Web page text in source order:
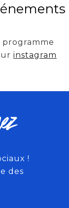
instagram
!
des